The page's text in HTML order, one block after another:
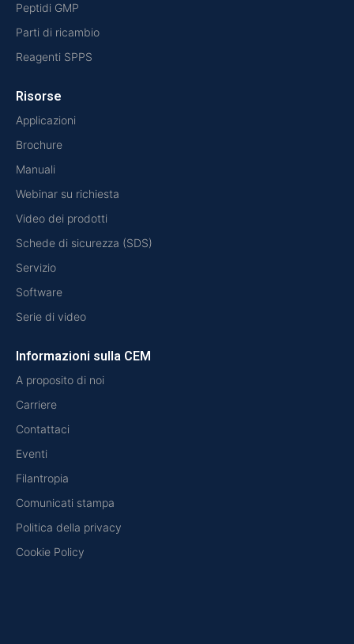
Peptidi GMP
Parti di ricambio
Reagenti SPPS
Risorse
Applicazioni
Brochure
Manuali
Webinar su richiesta
Video dei prodotti
Schede di sicurezza (SDS)
Servizio
Software
Serie di video
Informazioni sulla CEM
A proposito di noi
Carriere
Contattaci
Eventi
Filantropia
Comunicati stampa
Politica della privacy
Cookie Policy